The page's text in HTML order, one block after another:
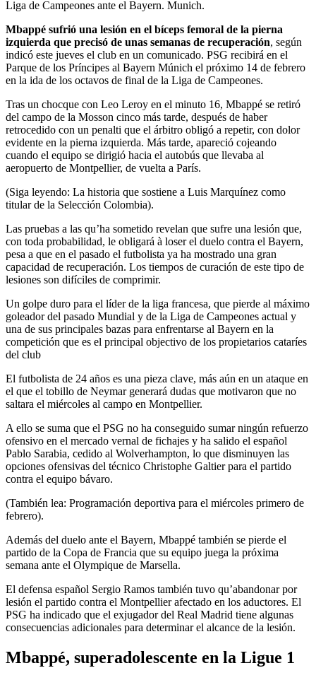
Liga de Campeones ante el Bayern. Munich.
Mbappé sufrió una lesión en el bíceps femoral de la pierna
izquierda que precisó de unas semanas de recuperación, según
indicó este jueves el club en un comunicado. PSG recibirá en el
Parque de los Príncipes al Bayern Múnich el próximo 14 de febrero
en la ida de los octavos de final de la Liga de Campeones.
Tras un chocque con Leo Leroy en el minuto 16, Mbappé se retiró
del campo de la Mosson cinco más tarde, después de haber
retrocedido con un penalti que el árbitro obligó a repetir, con dolor
evidente en la pierna izquierda. Más tarde, apareció cojeando
cuando el equipo se dirigió hacia el autobús que llevaba al
aeropuerto de Montpellier, de vuelta a París.
(Siga leyendo: La historia que sostiene a Luis Marquínez como
titular de la Selección Colombia).
Las pruebas a las qu’ha sometido revelan que sufre una lesión que,
con toda probabilidad, le obligará à loser el duelo contra el Bayern,
pesa a que en el pasado el futbolista ya ha mostrado una gran
capacidad de recuperación. Los tiempos de curación de este tipo de
lesiones son difíciles de comprimir.
Un golpe duro para el líder de la liga francesa, que pierde al máximo
goleador del pasado Mundial y de la Liga de Campeones actual y
una de sus principales bazas para enfrentarse al Bayern en la
competición que es el principal objectivo de los propietarios cataríes
del club
El futbolista de 24 años es una pieza clave, más aún en un ataque en
el que el tobillo de Neymar generará dudas que motivaron que no
saltara el miércoles al campo en Montpellier.
A ello se suma que el PSG no ha conseguido sumar ningún refuerzo
ofensivo en el mercado vernal de fichajes y ha salido el español
Pablo Sarabia, cedido al Wolverhampton, lo que disminuyen las
opciones ofensivas del técnico Christophe Galtier para el partido
contra el equipo bávaro.
(También lea: Programación deportiva para el miércoles primero de
febrero).
Además del duelo ante el Bayern, Mbappé también se pierde el
partido de la Copa de Francia que su equipo juega la próxima
semana ante el Olympique de Marsella.
El defensa español Sergio Ramos también tuvo qu’abandonar por
lesión el partido contra el Montpellier afectado en los aductores. El
PSG ha indicado que el exjugador del Real Madrid tiene algunas
consecuencias adicionales para determinar el alcance de la lesión.
Mbappé, superadolescente en la Ligue 1